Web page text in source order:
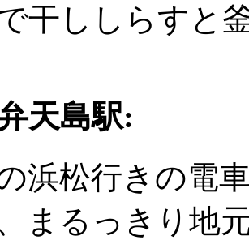
干ししらすと
天島駅:
浜松行きの電
まるっきり地